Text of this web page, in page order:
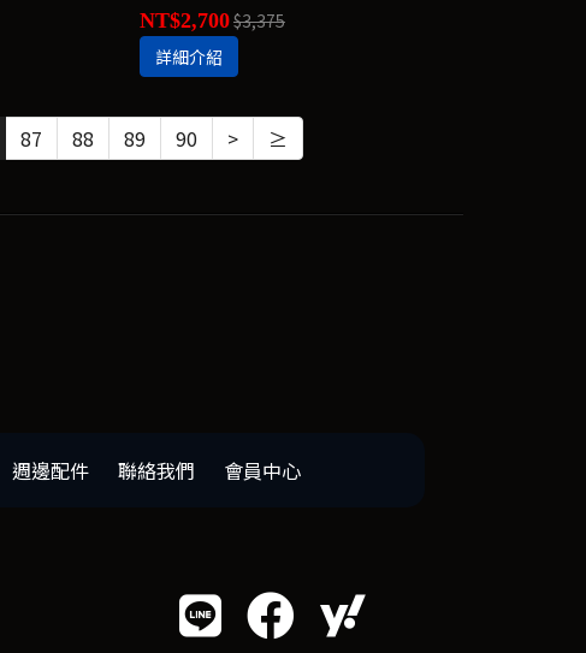
NT$2,700$3,375
詳細介紹
87 88 89 90 > ≥
週邊配件 聯絡我們 會員中心